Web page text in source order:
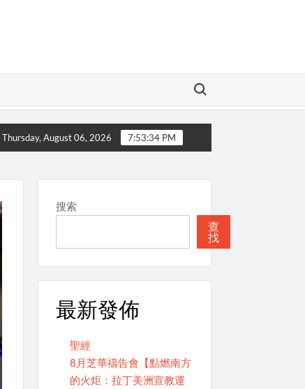
Search for:
本週關注 聖經
Thursday, August 06, 2026 7:53:36 PM
搜索
查
找
最新發佈
聖經
8月芝華禱告會【點燃南方
的火炬：拉丁美洲宣教運